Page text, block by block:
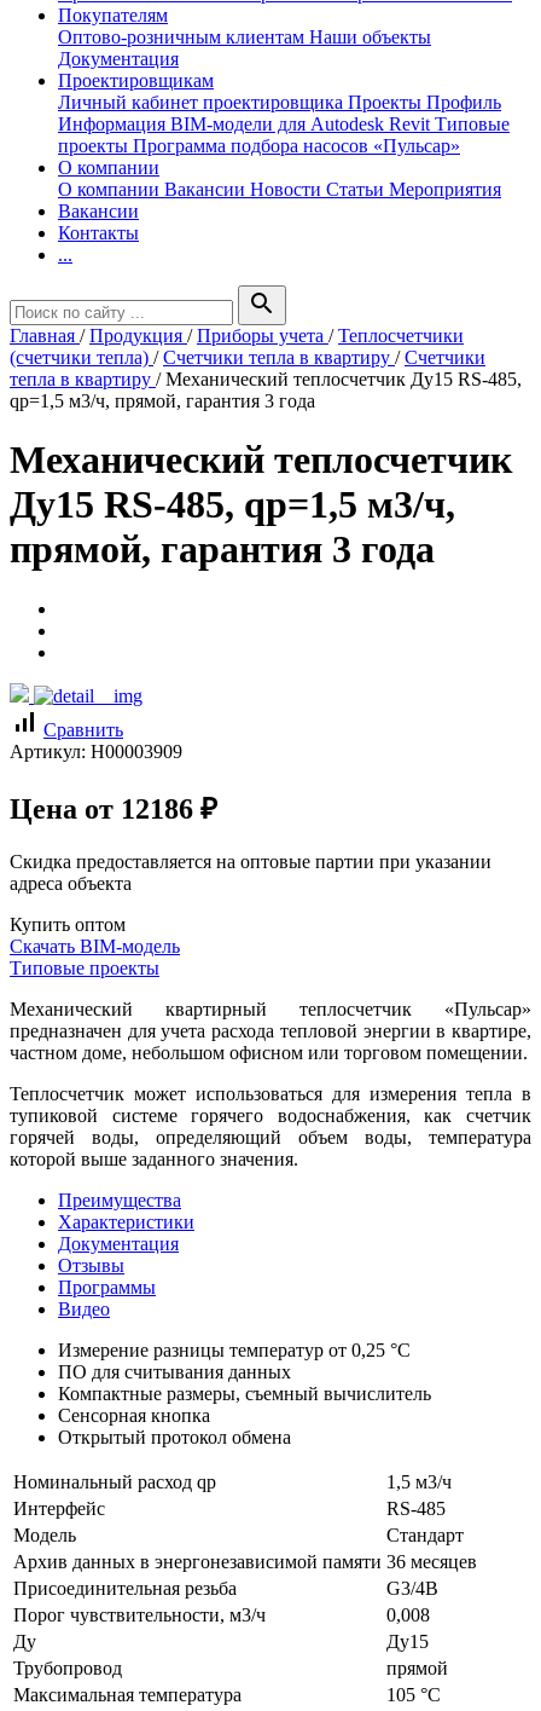
Покупателям
Оптово-розничным клиентам Наши объекты
Документация
Проектировщикам
Личный кабинет проектировщика Проекты Профиль
Информация BIM-модели для Autodesk Revit Типовые
проекты Программа подбора насосов «Пульсар»
О компании
О компании Вакансии Новости Статьи Мероприятия
Вакансии
Контакты
...
search
Главная /Продукция /Приборы учета /Теплосчетчики
(счетчики тепла) /Счетчики тепла в квартиру /Счетчики
тепла в квартиру /Механический теплосчетчик Ду15 RS-485,
qp=1,5 м3/ч, прямой, гарантия 3 года
Механический теплосчетчик
Ду15 RS-485, qp=1,5 м3/ч,
прямой, гарантия 3 года
signal_cellular_alt Сравнить
Артикул: Н00003909
Цена от 12186 ₽
Скидка предоставляется на оптовые партии при указании
адреса объекта
Купить оптом
Скачать BIM-модель
Типовые проекты
Механический квартирный теплосчетчик «Пульсар»
предназначен для учета расхода тепловой энергии в квартире,
частном доме, небольшом офисном или торговом помещении.
Теплосчетчик может использоваться для измерения тепла в
тупиковой системе горячего водоснабжения, как счетчик
горячей воды, определяющий объем воды, температура
которой выше заданного значения.
Преимущества
Характеристики
Документация
Отзывы
Программы
Видео
Измерение разницы температур от 0,25 °С
ПО для считывания данных
Компактные размеры, съемный вычислитель
Сенсорная кнопка
Открытый протокол обмена
Номинальный расход qp
1,5 м3/ч
Интерфейс
RS-485
Модель
Стандарт
Архив данных в энергонезависимой памяти 36 месяцев
Присоединительная резьба
G3/4B
Порог чувствительности, м3/ч
0,008
Ду
Ду15
Трубопровод
прямой
Максимальная температура
105 °C